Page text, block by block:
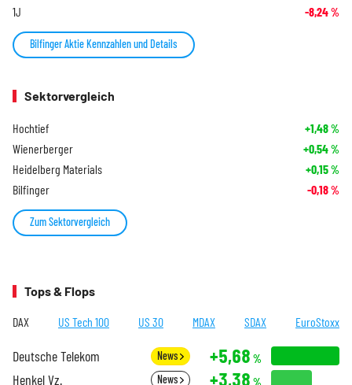
1J -8,24%
Bilfinger Aktie Kennzahlen und Details
Sektorvergleich
Hochtief +1,48%
Wienerberger +0,54%
Heidelberg Materials +0,15%
Bilfinger -0,18%
Zum Sektorvergleich
Tops & Flops
DAX US Tech 100 US 30 MDAX SDAX EuroStoxx
Deutsche Telekom News +5,68 %
Henkel Vz. News +3,38